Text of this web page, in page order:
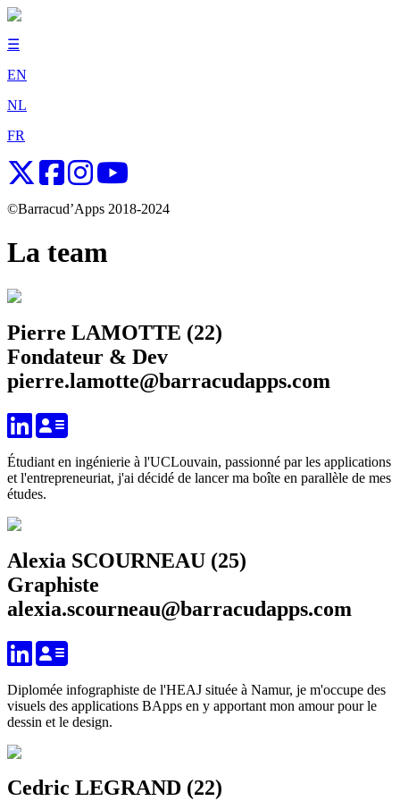
☰
EN
NL
FR
©Barracud’Apps 2018-2024
La team
Pierre LAMOTTE (22)
Fondateur & Dev
pierre.lamotte@barracudapps.com
Étudiant en ingénierie à l'UCLouvain, passionné par les applications
et l'entrepreneuriat, j'ai décidé de lancer ma boîte en parallèle de mes
études.
Alexia SCOURNEAU (25)
Graphiste
alexia.scourneau@barracudapps.com
Diplomée infographiste de l'HEAJ située à Namur, je m'occupe des
visuels des applications BApps en y apportant mon amour pour le
dessin et le design.
Cedric LEGRAND (22)